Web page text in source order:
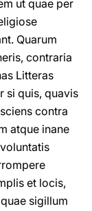
ut quae per
Quarum
contraria
Litteras
si quis, quavis
contra
atque inane
et locis,
sigillum